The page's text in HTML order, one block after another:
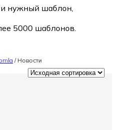
нужный шаблон,
5000 шаблонов.
/ Новости